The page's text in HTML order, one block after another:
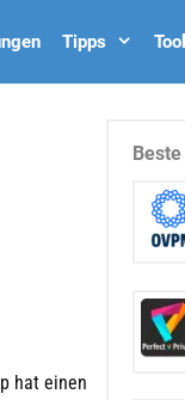
Tipps
hat einen
Beste